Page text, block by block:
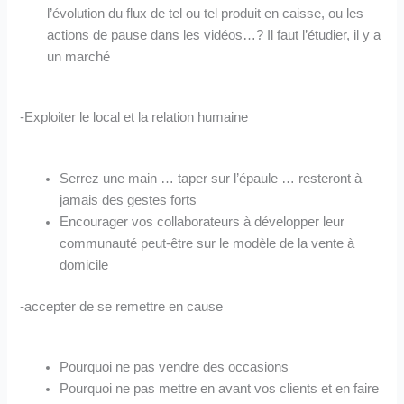
l’évolution du flux de tel ou tel produit en caisse, ou les
actions de pause dans les vidéos…? Il faut l’étudier, il y a
un marché
-Exploiter le local et la relation humaine
Serrez une main … taper sur l’épaule … resteront à
jamais des gestes forts
Encourager vos collaborateurs à développer leur
communauté peut-être sur le modèle de la vente à
domicile
-accepter de se remettre en cause
Pourquoi ne pas vendre des occasions
Pourquoi ne pas mettre en avant vos clients et en faire